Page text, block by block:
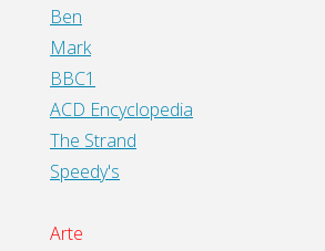
Ben
Mark
BBC1
ACD Encyclopedia
The Strand
Speedy's
Arte